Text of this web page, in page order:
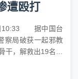
遭殴打
10:33 据中国台
察局破获一起邪教
干，解救出19名信
人们之良性、...